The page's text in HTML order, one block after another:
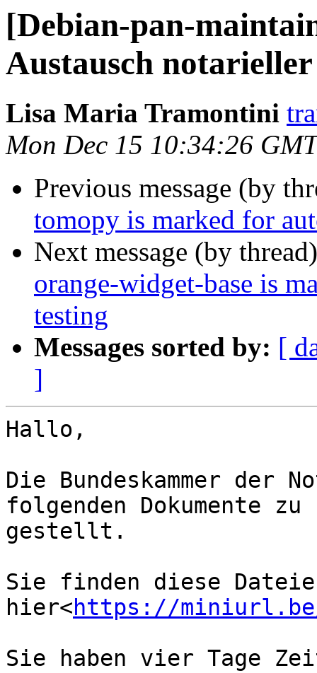
[Debian-pan-
Austausch
Lisa Maria Tramontini
Mon Dec 15 10:34:26
Previous message (by
tomopy is marked for
Next message (by
orange-widget-base is
testing
Messages sorted by: [
]
Hallo,
Die Bundeskammer der
folgenden Dokumente
gestellt.
Sie finden diese
hier<https://
Sie haben vier Tage